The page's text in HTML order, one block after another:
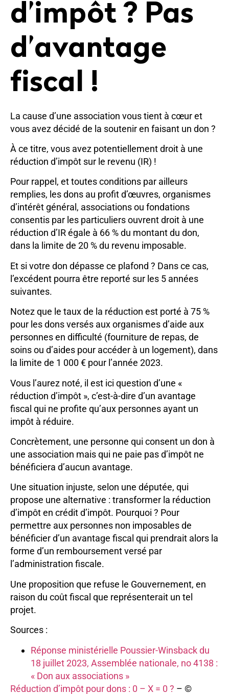
d’impôt ? Pas
d’avantage
fiscal !
La cause d’une association vous tient à cœur et
vous avez décidé de la soutenir en faisant un don ?
À ce titre, vous avez potentiellement droit à une
réduction d’impôt sur le revenu (IR) !
Pour rappel, et toutes conditions par ailleurs
remplies, les dons au profit d’œuvres, organismes
d’intérêt général, associations ou fondations
consentis par les particuliers ouvrent droit à une
réduction d’IR égale à 66 % du montant du don,
dans la limite de 20 % du revenu imposable.
Et si votre don dépasse ce plafond ? Dans ce cas,
l’excédent pourra être reporté sur les 5 années
suivantes.
Notez que le taux de la réduction est porté à 75 %
pour les dons versés aux organismes d’aide aux
personnes en difficulté (fourniture de repas, de
soins ou d’aides pour accéder à un logement), dans
la limite de 1 000 € pour l’année 2023.
Vous l’aurez noté, il est ici question d’une «
réduction d’impôt », c’est-à-dire d’un avantage
fiscal qui ne profite qu’aux personnes ayant un
impôt à réduire.
Concrètement, une personne qui consent un don à
une association mais qui ne paie pas d’impôt ne
bénéficiera d’aucun avantage.
Une situation injuste, selon une députée, qui
propose une alternative : transformer la réduction
d’impôt en crédit d’impôt. Pourquoi ? Pour
permettre aux personnes non imposables de
bénéficier d’un avantage fiscal qui prendrait alors la
forme d’un remboursement versé par
l’administration fiscale.
Une proposition que refuse le Gouvernement, en
raison du coût fiscal que représenterait un tel
projet.
Sources :
Réponse ministérielle Poussier-Winsback du
18 juillet 2023, Assemblée nationale, no 4138 :
« Don aux associations »
Réduction d’impôt pour dons : 0 – X = 0 ? – ©